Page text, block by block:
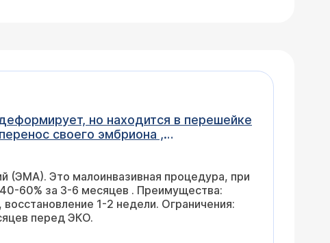
но находится в перешейке
своего эмбриона ,
(клиника Отта) , но миома в
то есть рубец будет через всю
идти на такой риск. Я читала, что
беременности, а не перед ней.
лечения. Все анализы за
ребёнка.
(ЭМА). Это малоинвазивная процедура, при
60% за 3-6 месяцев . Преимущества:
1-2 недели. Ограничения:
перед ЭКО.